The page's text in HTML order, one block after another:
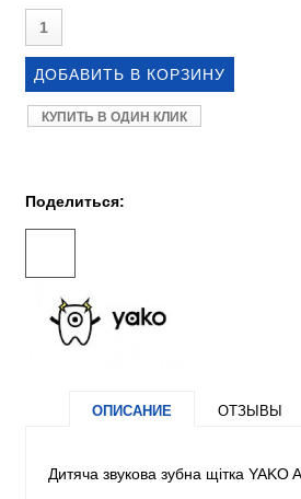
КУПИТЬ В ОДИН КЛИК
Поделиться:
ОПИСАНИЕ ОТЗЫВЫ
Дитяча звукова зубна щітка YAKO